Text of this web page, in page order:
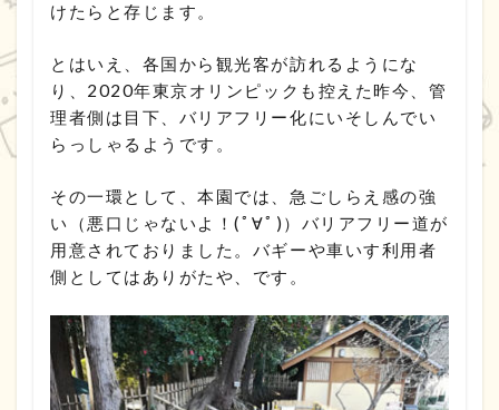
けたらと存じます。
とはいえ、各国から観光客が訪れるようにな
り、2020年東京オリンピックも控えた昨今、管
理者側は目下、バリアフリー化にいそしんでい
らっしゃるようです。
その一環として、本園では、急ごしらえ感の強
い（悪口じゃないよ！(ﾟ∀ﾟ)）バリアフリー道が
用意されておりました。バギーや車いす利用者
側としてはありがたや、です。